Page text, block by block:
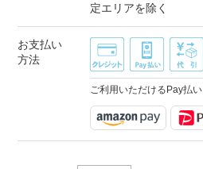
定エリアを除く
お支払い
方法
ご利用いただけるPay払い